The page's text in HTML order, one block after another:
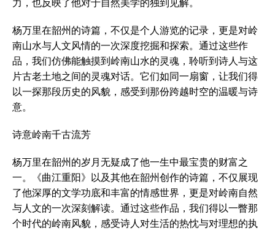
力，也反映了他对于自然美学的独到见解。
杨万里在韶州的诗篇，不仅是个人游览的记录，更是对岭
南山水与人文风情的一次深度挖掘和探索。通过这些作
品，我们仿佛能触摸到岭南山水的灵魂，聆听到诗人与这
片古老土地之间的灵魂对话。它们如同一扇窗，让我们得
以一探那段历史的风貌，感受到那份跨越时空的温暖与诗
意。
诗意岭南千古流芳
杨万里在韶州的岁月无疑成了他一生中最宝贵的财富之
一。《曲江重阳》以及其他在韶州创作的诗篇，不仅展现
了他深厚的文学功底和丰富的情感世界，更是对岭南自然
与人文的一次深刻解读。通过这些作品，我们得以一瞥那
个时代的岭南风貌，感受诗人对生活的热忱与对理想的执